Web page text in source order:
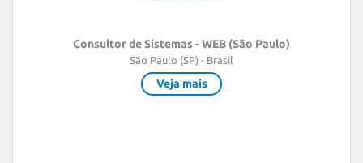
Consultor de Sistemas - WEB (São Paulo)
São Paulo (SP) - Brasil
Veja mais